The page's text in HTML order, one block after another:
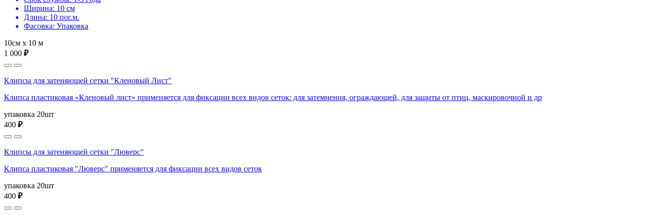
Ширина: 10 см
Длина: 10 пог.м.
Фасовка: Упаковка
10см х 10 м
1 000 ₽
Клипсы для затеняющей сетки "Кленовый Лист"
Клипса пластиковая «Кленовый лист» применяется для фиксации всех видов сеток: для затемнения, ограждающей, для защиты от птиц, маскировочной и др
упаковка 20шт
400 ₽
Клипсы для затеняющей сетки "Люверс"
Клипса пластиковая "Люверс" применяется для фиксации всех видов сеток
упаковка 20шт
400 ₽